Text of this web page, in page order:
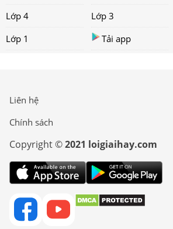
Lớp 4
Lớp 3
Lớp 1
Tải app
Liên hệ
Chính sách
Copyright ©2021 loigiaihay.com